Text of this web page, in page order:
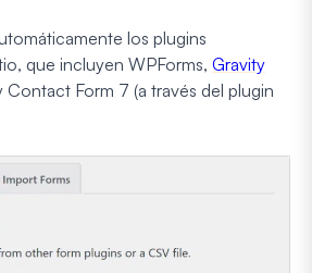
los plugins
que incluyen WPForms, Gravity
Contact Form 7 (a través del plugin